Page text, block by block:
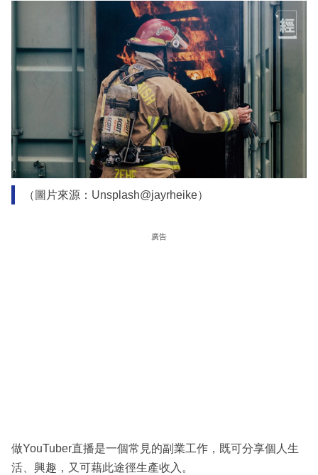
（圖片來源：Unsplash@jayrheike）
廣告
做YouTuber直播是一個常見的副業工作，既可分享個人生
活、興趣，又可藉此途徑生產收入。